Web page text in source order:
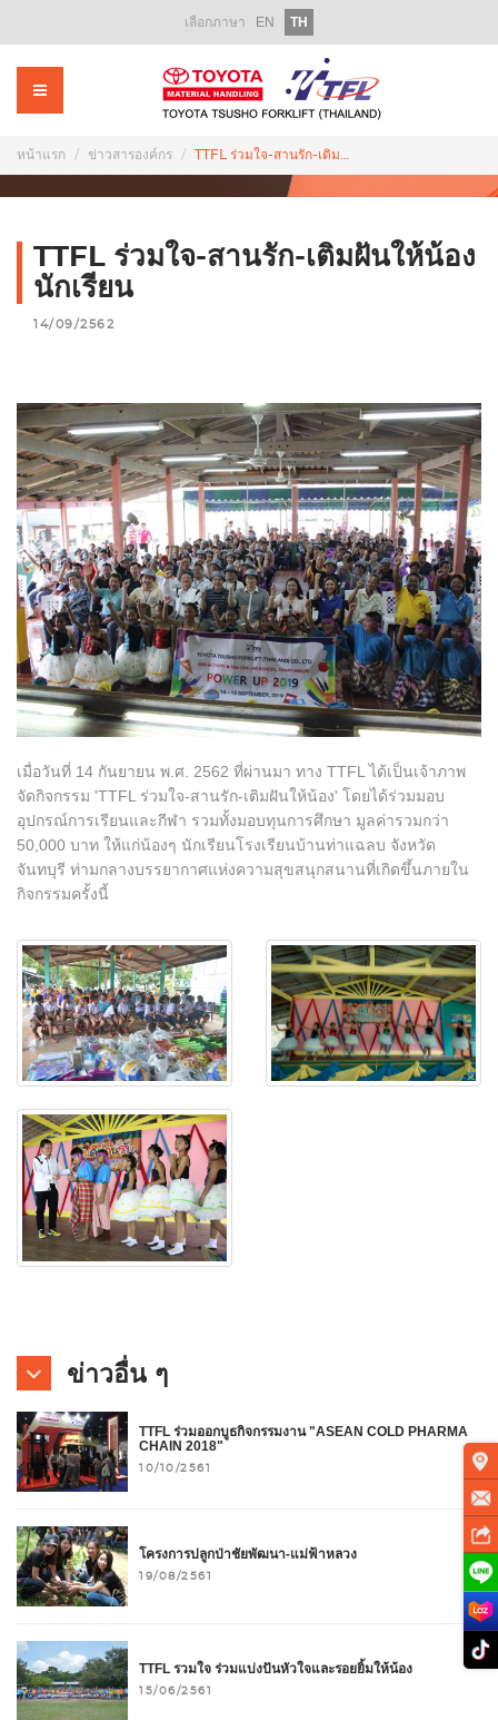
เลือกภาษา EN TH
รถโฟล์คลิฟท์ให้เช่า
บริการหลังการขาย
อะไหล่
ส่งเสริมการขาย
ข่าวสารองค์กร
สาขาของเรา
ติดต่อเรา
ร่วมงานกับเรา
แจ้งเรื่องร้องเรียน
ลูกค้าแจ้งซ่อม
หน้าแรก ข่าวสารองค์กร TTFL ร่วมใจ-สานรัก-เติมฝันให้น้องนักเรียน
TTFL ร่วมใจ-สานรัก-เติมฝันให้น้อง
นักเรียน
14/09/2562
เมื่อวันที่ 14 กันยายน พ.ศ. 2562 ที่ผ่านมา ทาง TTFL ได้เป็นเจ้าภาพ
จัดกิจกรรม 'TTFL ร่วมใจ-สานรัก-เติมฝันให้น้อง' โดยได้ร่วมมอบ
อุปกรณ์การเรียนและกีฬา รวมทั้งมอบทุนการศึกษา มูลค่ารวมกว่า
50,000 บาท ให้แก่น้องๆ นักเรียนโรงเรียนบ้านท่าแฉลบ จังหวัด
จันทบุรี ท่ามกลางบรรยากาศแห่งความสุขสนุกสนานที่เกิดขึ้นภายใน
กิจกรรมครั้งนี้
ข่าวอื่น ๆ
TTFL ร่วมออกบูธกิจกรรมงาน "ASEAN COLD PHARMA
CHAIN 2018"
10/10/2561
โครงการปลูกป่าชัยพัฒนา-แม่ฟ้าหลวง
19/08/2561
TTFL รวมใจ ร่วมแบ่งปันหัวใจและรอยยิ้มให้น้อง
15/06/2561